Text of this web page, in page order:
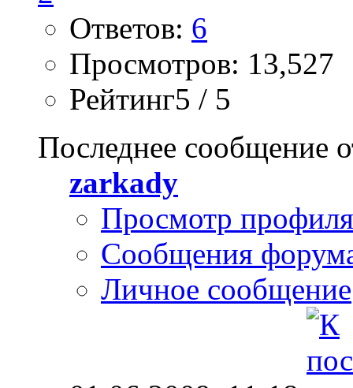
Ответов: 6
Просмотров: 13,527
Рейтинг5 / 5
Последнее сообщение
zarkady
Просмотр профиля
Сообщения
Личное сообщение